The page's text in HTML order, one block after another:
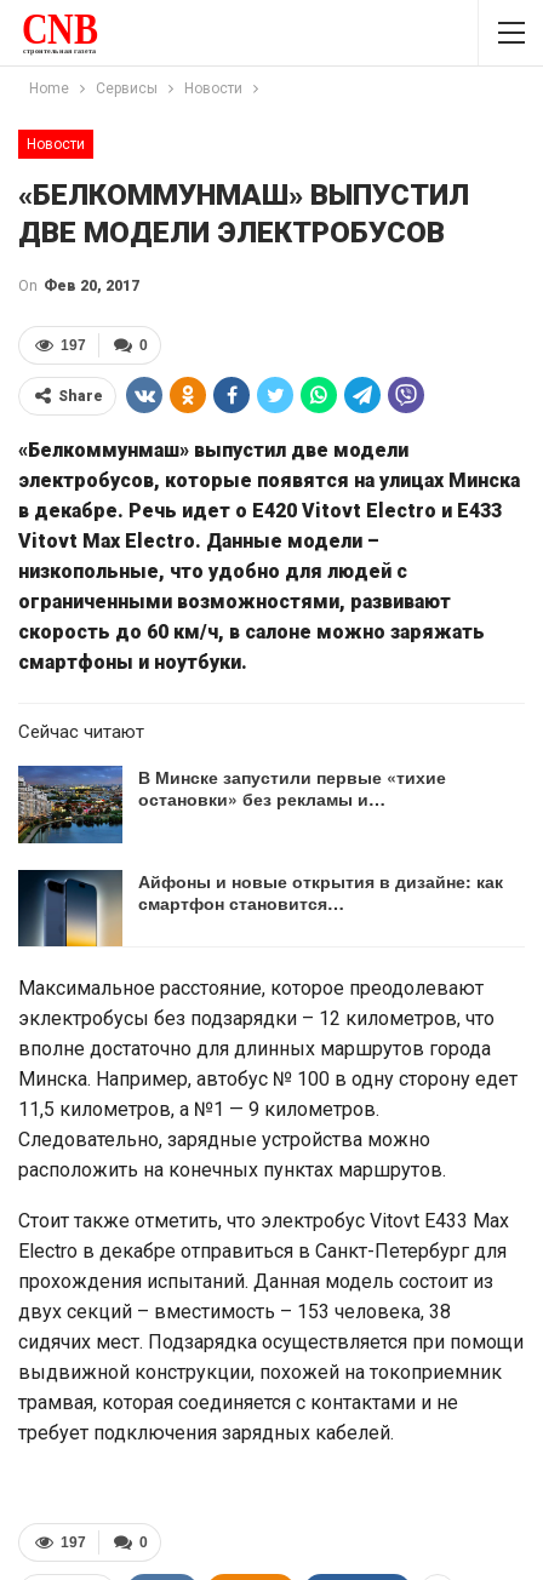
Home Сервисы Новости
Новости
«БЕЛКОММУНМАШ» ВЫПУСТИЛ
ДВЕ МОДЕЛИ ЭЛЕКТРОБУСОВ
On Фев 20, 2017
0
197
Share
«Белкоммунмаш» выпустил две модели
электробусов, которые появятся на улицах Минска
в декабре. Речь идет о E420 Vitovt Electro и E433
Vitovt Max Electro. Данные модели –
низкопольные, что удобно для людей с
ограниченными возможностями, развивают
скорость до 60 км/ч, в салоне можно заряжать
смартфоны и ноутбуки.
Сейчас читают
В Минске запустили первые «тихие
остановки» без рекламы и…
Айфоны и новые открытия в дизайне: как
смартфон становится…
Максимальное расстояние, которое преодолевают
эклектробусы без подзарядки – 12 километров, что
вполне достаточно для длинных маршрутов города
Минска. Например, автобус № 100 в одну сторону едет
11,5 километров, а №1 — 9 километров.
Следовательно, зарядные устройства можно
расположить на конечных пунктах маршрутов.
Стоит также отметить, что электробус Vitovt E433 Max
Electro в декабре отправиться в Санкт-Петербург для
прохождения испытаний. Данная модель состоит из
двух секций – вместимость – 153 человека, 38
сидячих мест. Подзарядка осуществляется при помощи
выдвижной конструкции, похожей на токоприемник
трамвая, которая соединяется с контактами и не
требует подключения зарядных кабелей.
0
197